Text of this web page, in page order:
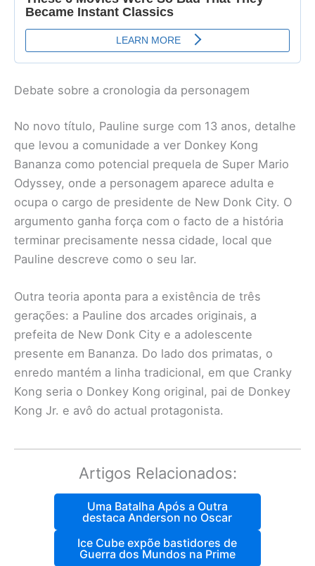
Debate sobre a cronologia da personagem
No novo título, Pauline surge com 13 anos, detalhe
que levou a comunidade a ver Donkey Kong
Bananza como potencial prequela de Super Mario
Odyssey, onde a personagem aparece adulta e
ocupa o cargo de presidente de New Donk City. O
argumento ganha força com o facto de a história
terminar precisamente nessa cidade, local que
Pauline descreve como o seu lar.
Outra teoria aponta para a existência de três
gerações: a Pauline dos arcades originais, a
prefeita de New Donk City e a adolescente
presente em Bananza. Do lado dos primatas, o
enredo mantém a linha tradicional, em que Cranky
Kong seria o Donkey Kong original, pai de Donkey
Kong Jr. e avô do actual protagonista.
Artigos Relacionados:
Uma Batalha Após a Outra
destaca Anderson no Oscar
Ice Cube expõe bastidores de
Guerra dos Mundos na Prime